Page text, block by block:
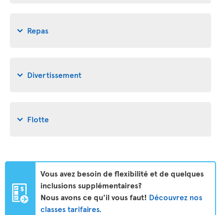
Repas
Divertissement
Flotte
Vous avez besoin de flexibilité et de quelques
inclusions supplémentaires?
Nous avons ce qu'il vous faut! Découvrez nos
classes tarifaires.